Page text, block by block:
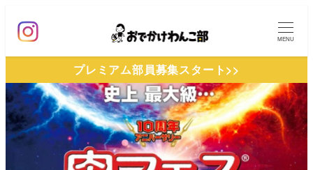
ン
ン
テ
ン
MENU
プレミアム部員募集スタート>>